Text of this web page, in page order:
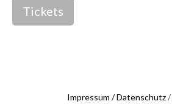
Tickets
Impressum / Datenschutz/